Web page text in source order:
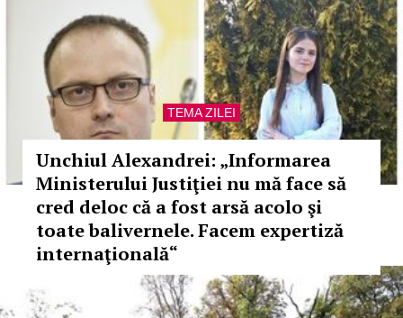
TEMA ZILEI
Unchiul Alexandrei: „Informarea
Ministerului Justiţiei nu mă face să
cred deloc că a fost arsă acolo şi
toate balivernele. Facem expertiză
internaţională“